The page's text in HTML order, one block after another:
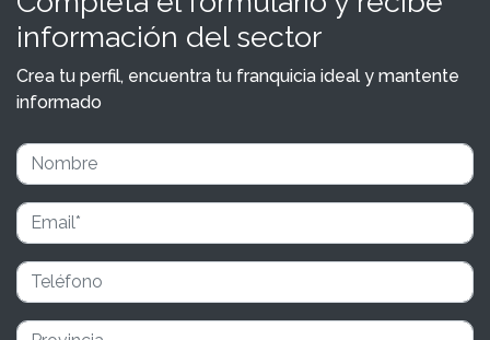
información del sector
Crea tu perfil, encuentra tu franquicia ideal y mantente
informado